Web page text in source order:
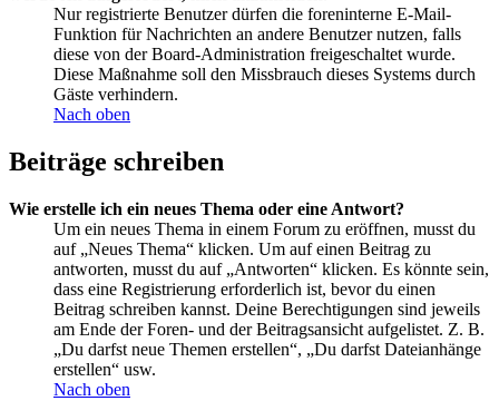
Nur registrierte Benutzer dürfen die foreninterne E-Mail-
Funktion für Nachrichten an andere Benutzer nutzen, falls
diese von der Board-Administration freigeschaltet wurde.
Diese Maßnahme soll den Missbrauch dieses Systems durch
Gäste verhindern.
Nach oben
Beiträge schreiben
Wie erstelle ich ein neues Thema oder eine Antwort?
Um ein neues Thema in einem Forum zu eröffnen, musst du
auf „Neues Thema“ klicken. Um auf einen Beitrag zu
antworten, musst du auf „Antworten“ klicken. Es könnte sein,
dass eine Registrierung erforderlich ist, bevor du einen
Beitrag schreiben kannst. Deine Berechtigungen sind jeweils
am Ende der Foren- und der Beitragsansicht aufgelistet. Z. B.
„Du darfst neue Themen erstellen“, „Du darfst Dateianhänge
erstellen“ usw.
Nach oben